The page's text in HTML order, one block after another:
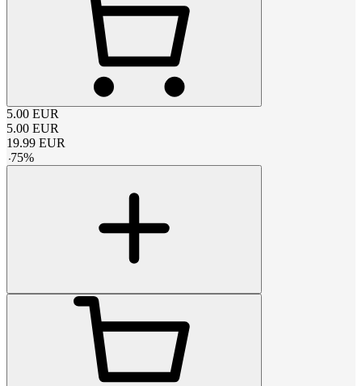
5.00 EUR
5.00 EUR
19.99 EUR
-75%